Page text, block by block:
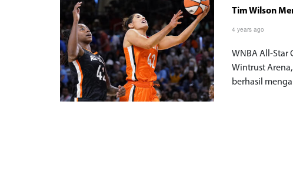
Tim Wilson
4 years ago
WNBA All-Star
Wintrust
berhasil